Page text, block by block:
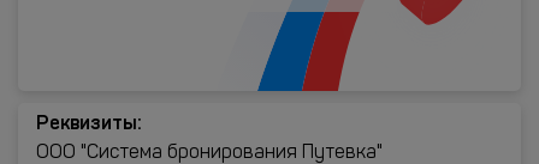
Реквизиты:
ООО "Система бронирования Путевка"